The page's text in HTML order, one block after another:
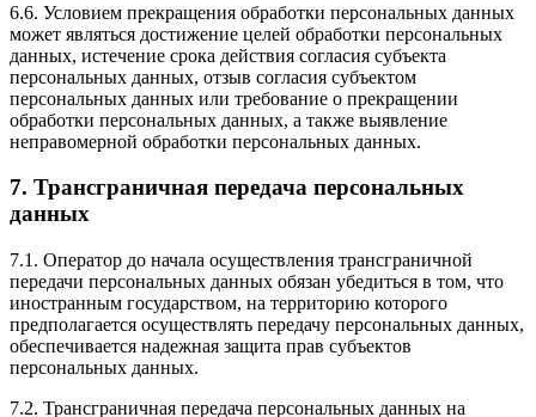
6.6. Условием прекращения обработки персональных данных
может являться достижение целей обработки персональных
данных, истечение срока действия согласия субъекта
персональных данных, отзыв согласия субъектом
персональных данных или требование о прекращении
обработки персональных данных, а также выявление
неправомерной обработки персональных данных.
7. Трансграничная передача персональных
данных
7.1. Оператор до начала осуществления трансграничной
передачи персональных данных обязан убедиться в том, что
иностранным государством, на территорию которого
предполагается осуществлять передачу персональных данных,
обеспечивается надежная защита прав субъектов
персональных данных.
7.2. Трансграничная передача персональных данных на